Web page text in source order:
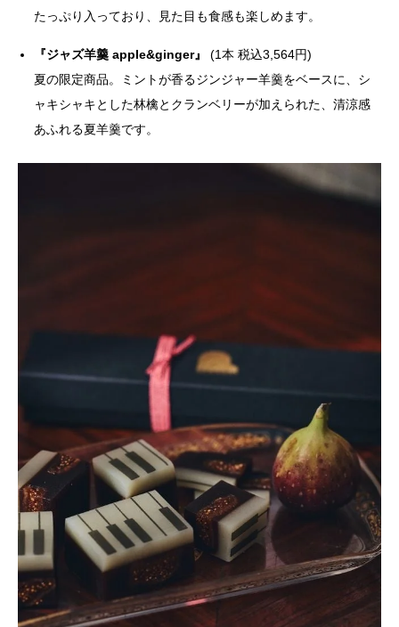
たっぷり入っており、見た目も食感も楽しめます。
『ジャズ羊羹 apple&ginger』
(1本 税込3,564円)
夏の限定商品。ミントが香るジンジャー羊羹をベースに、シ
ャキシャキとした林檎とクランベリーが加えられた、清涼感
あふれる夏羊羹です。